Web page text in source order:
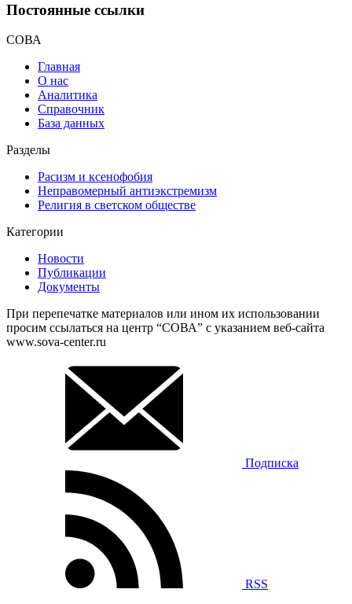
Постоянные ссылки
СОВА
Главная
О нас
Аналитика
Справочник
База данных
Разделы
Расизм и ксенофобия
Неправомерный антиэкстремизм
Религия в светском обществе
Категории
Новости
Публикации
Документы
При перепечатке материалов или ином их использовании
просим ссылаться на центр “СОВА” с указанием веб-сайта
www.sova-center.ru
Подписка
RSS